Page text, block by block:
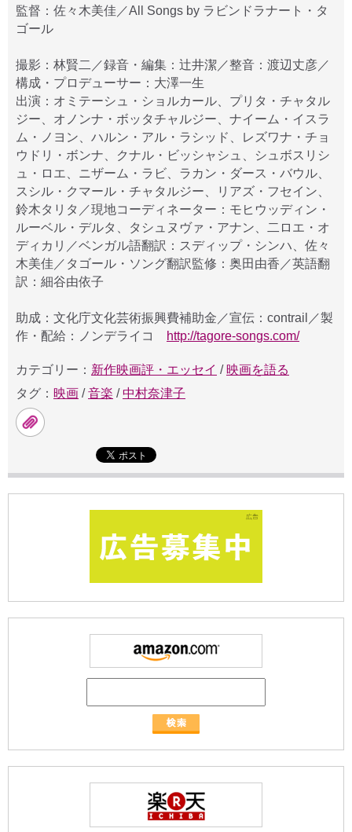
監督：佐々木美佳／All Songs by ラビンドラナート・タ
ゴール
撮影：林賢二／録音・編集：辻井潔／整音：渡辺丈彦／
構成・プロデューサー：大澤一生
出演：オミテーシュ・ショルカール、プリタ・チャタル
ジー、オノンナ・ボッタチャルジー、ナイーム・イスラ
ム・ノヨン、ハルン・アル・ラシッド、レズワナ・チョ
ウドリ・ボンナ、クナル・ビッシャシュ、シュボスリシ
ュ・ロエ、ニザーム・ラビ、ラカン・ダース・バウル、
スシル・クマール・チャタルジー、リアズ・フセイン、
鈴木タリタ／現地コーディネーター：モヒウッディン・
ルーベル・デルタ、タシュヌヴァ・アナン、二ロエ・オ
ディカリ／ベンガル語翻訳：スディップ・シンハ、佐々
木美佳／タゴール・ソング翻訳監修：奥田由香／英語翻
訳：細谷由依子
助成：文化庁文化芸術振興費補助金／宣伝：contrail／製
作・配給：ノンデライコ
http://tagore-songs.com/
カテゴリー： 新作映画評・エッセイ / 映画を語る
タグ： 映画 /音楽 /中村奈津子